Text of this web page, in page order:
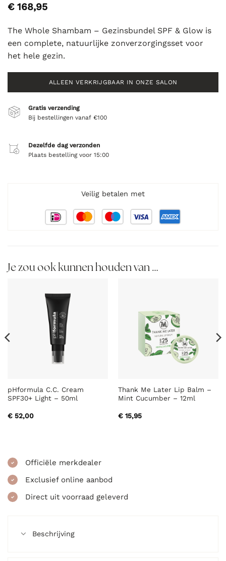
€168,95
The Whole Shambam – Gezinsbundel SPF & Glow is
een complete, natuurlijke zonverzorgingsset voor
het hele gezin.
ALLEEN VERKRIJGBAAR IN ONZE SALON
Gratis verzending
Bij bestellingen vanaf €100
Dezelfde dag verzonden
Plaats bestelling voor 15:00
Veilig betalen met
Je zou ook kunnen houden van …
pHformula C.C. Cream
SPF30+ Light – 50ml
€52,00
Thank Me Later Lip Balm –
Mint Cucumber – 12ml
€15,95
Officiële merkdealer
Exclusief online aanbod
Direct uit voorraad geleverd
Beschrijving